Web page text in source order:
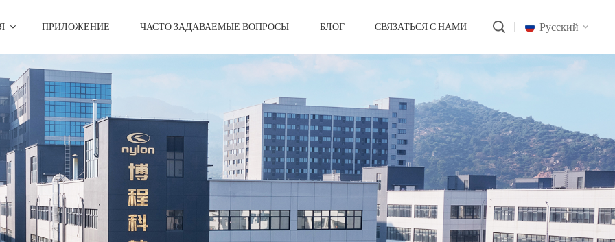
ПРИЛОЖЕНИЕ ЧАСТО ЗАДАВАЕМЫЕ ВОПРОСЫ БЛОГ СВЯЗАТЬСЯ С НАМИ Русский
русский
português
العربية
中文